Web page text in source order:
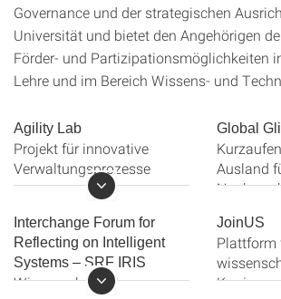
Governance und der strategischen
Universität und bietet den Angehörigen
Förder- und Partizipationsmöglichkeiten
Lehre und im Bereich Wissens- und
Agility Lab
Projekt für innovative
Verwaltungsprozesse
Global
Ausland
und
Rahmen
Glimpse
Interchange Forum for
Reflecting on Intelligent
Systems – SRF IRIS
Wissenschaftlicher
JoinUS
Plattform